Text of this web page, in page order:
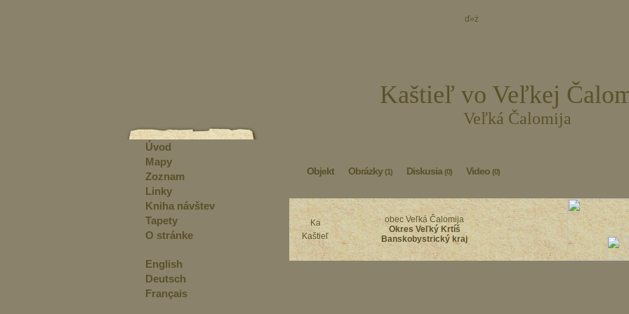
ď»ż
Kaštieľ vo Veľkej
Veľká Čalomija
Objekt Obrázky(1) Diskusia (0) Video (0)
Kaštieľ
obec Veľká Čalomija
Okres Veľký Krtíš
Banskobystrický kraj
Úvod
Mapy
Zoznam
Linky
Kniha návštev
Tapety
O stránke
English
Deutsch
Français